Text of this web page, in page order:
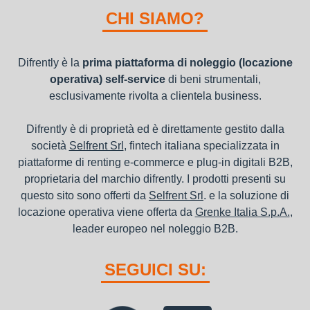
nel bilancio, poiché i canoni vengono considerati un servizio. I
canoni di noleggio sono deducibili ai fini IRES e IRAP
CHI SIAMO?
Difrently è la prima piattaforma di noleggio (locazione
operativa) self-servicedi beni strumentali,
esclusivamente rivolta a clientela business.
Difrently è di proprietà ed è direttamente gestito dalla
società Selfrent Srl , fintech italiana specializzata in
piattaforme di renting e-commerce e plug-in digitali B2B,
proprietaria del marchio difrently. I prodotti presenti su
questo sito sono offerti da Selfrent Srl . e la soluzione di
locazione operativa viene offerta da Grenke Italia S.p.A.,
leader europeo nel noleggio B2B.
SEGUICI SU: